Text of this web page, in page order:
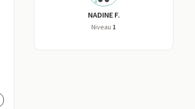
NADINE F.
Niveau 1